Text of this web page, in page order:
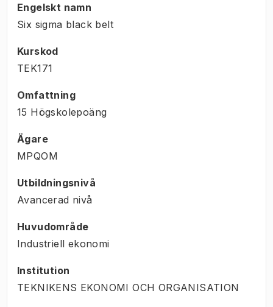
Engelskt namn
Six sigma black belt
Kurskod
TEK171
Omfattning
15 Högskolepoäng
Ägare
MPQOM
Utbildningsnivå
Avancerad nivå
Huvudområde
Industriell ekonomi
Institution
TEKNIKENS EKONOMI OCH ORGANISATION